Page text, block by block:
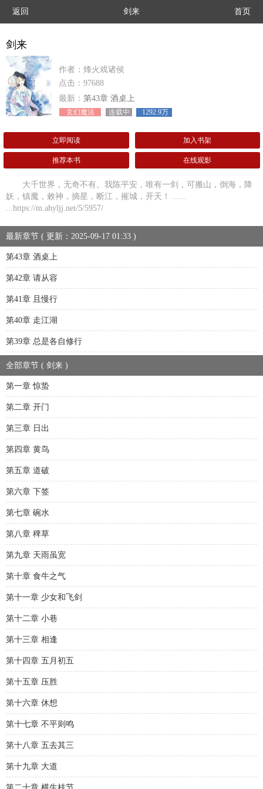
返回 剑来 首页
剑来
作者：烽火戏诸侯
点击：97688
最新： 第43章 酒桌上
玄幻魔法 连载中 1292.9万
立即阅读 加入书架
推荐本书 在线观影
大千世界，无奇不有。我陈平安，唯有一剑，可搬山，倒海，降
妖，镇魔，敕神，摘星，断江，摧城，开天！ ......
...https://m.ahyljj.net/5/5957/
最新章节 ( 更新：2025-09-17 01:33 )
第43章 酒桌上
第42章 请从容
第41章 且慢行
第40章 走江湖
第39章 总是各自修行
全部章节 ( 剑来 )
第一章 惊蛰
第二章 开门
第三章 日出
第四章 黄鸟
第五章 道破
第六章 下签
第七章 碗水
第八章 稗草
第九章 天雨虽宽
第十章 食牛之气
第十一章 少女和飞剑
第十二章 小巷
第十三章 相逢
第十四章 五月初五
第十五章 压胜
第十六章 休想
第十七章 不平则鸣
第十八章 五去其三
第十九章 大道